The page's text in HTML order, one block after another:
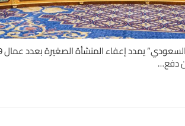
“الوزراء السعودي”
دفع…